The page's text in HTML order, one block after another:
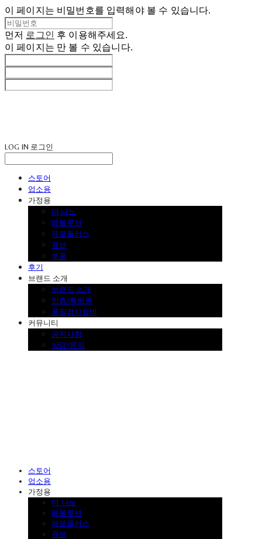
이 페이지는 비밀번호를 입력해야 볼 수 있습니다.
먼저 로그인 후 이용해주세요.
이 페이지는 만 볼 수 있습니다.
LOG IN 로그인
스토어
업소용
가정용
더 나노
레볼루션
제로플러스
큐브
부품
후기
브랜드 소개
브랜드 소개
인증/특허권
품질검사설비
커뮤니티
공지사항
상담/문의
스토어
업소용
가정용
더 나노
레볼루션
제로플러스
큐브